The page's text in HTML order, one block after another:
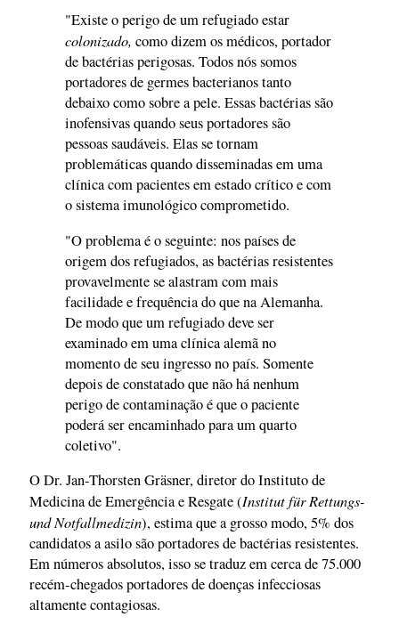
"Existe o perigo de um refugiado estar
colonizado, como dizem os médicos, portador
de bactérias perigosas. Todos nós somos
portadores de germes bacterianos tanto
debaixo como sobre a pele. Essas bactérias são
inofensivas quando seus portadores são
pessoas saudáveis. Elas se tornam
problemáticas quando disseminadas em uma
clínica com pacientes em estado crítico e com
o sistema imunológico comprometido.
"O problema é o seguinte: nos países de
origem dos refugiados, as bactérias resistentes
provavelmente se alastram com mais
facilidade e frequência do que na Alemanha.
De modo que um refugiado deve ser
examinado em uma clínica alemã no
momento de seu ingresso no país. Somente
depois de constatado que não há nenhum
perigo de contaminação é que o paciente
poderá ser encaminhado para um quarto
coletivo".
O Dr. Jan-Thorsten Gräsner, diretor do Instituto de
Medicina de Emergência e Resgate (Institut für Rettungs-
und Notfallmedizin), estima que a grosso modo, 5% dos
candidatos a asilo são portadores de bactérias resistentes.
Em números absolutos, isso se traduz em cerca de 75.000
recém-chegados portadores de doenças infecciosas
altamente contagiosas.